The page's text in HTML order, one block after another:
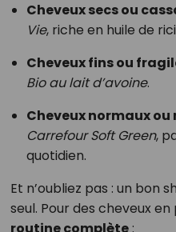
Cheveux secs ou
Vie, riche en huile de
Cheveux fins ou
Bio au lait d’avoine.
Cheveux normaux ou
Carrefour Soft Green,
quotidien.
Et n’oubliez pas : un bon
seul. Pour des cheveux